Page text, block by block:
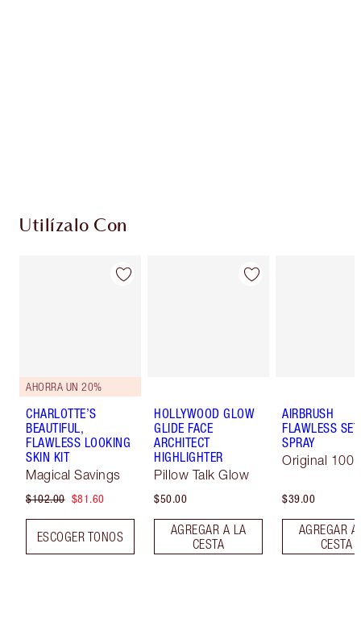
Utilízalo Con
AHORRA UN 20%
CHARLOTTE’S
BEAUTIFUL,
FLAWLESS LOOKING
SKIN KIT
Magical Savings
$102.00 $81.60
ESCOGER TONOS
HOLLYWOOD GLOW
GLIDE FACE
ARCHITECT
HIGHLIGHTER
Pillow Talk Glow
$50.00
AGREGAR A LA
CESTA
AIRBRUSH
FLAWLESS
SPRAY
Original 100
$39.00
AGREGAR
CESTA